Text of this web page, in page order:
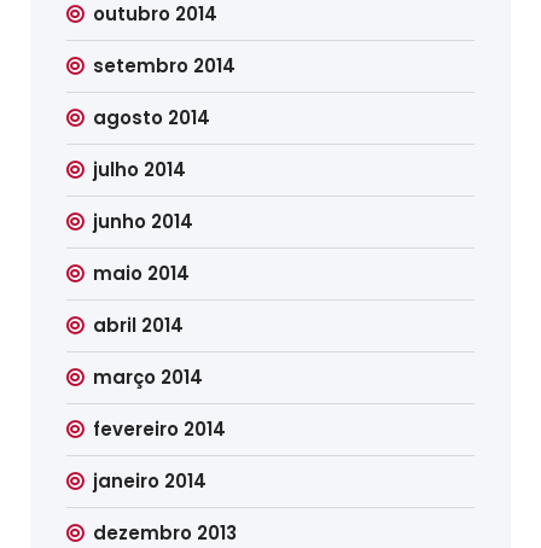
outubro 2014
setembro 2014
agosto 2014
julho 2014
junho 2014
maio 2014
abril 2014
março 2014
fevereiro 2014
janeiro 2014
dezembro 2013